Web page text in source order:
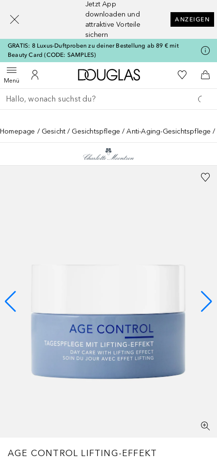
Jetzt App
downloaden und
attraktive Vorteile
sichern
ANZEIGEN
GRATIS: 8 Luxus-Duftproben zu deiner Bestellung ab 89 € mit
Beauty Card (CODE: SAMPLES)
MenüMenü öffnenZu Meinem Kundenkonto
Zur Douglas Startseite
Zu Meiner
Gehe zurück
Suche ausführen
Homepage Gesicht Gesichtspflege Anti-Aging-Gesichtspflege
AGE CONTROL LIFTING-EFFEKT
[navigation.slideout.screenreader]